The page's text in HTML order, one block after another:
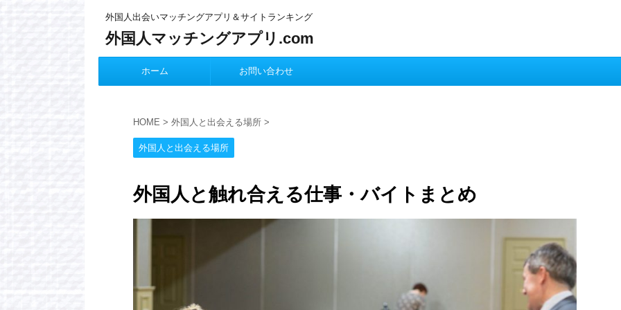
外国人出会いマッチングアプリ＆サイトランキング
外国人マッチングアプリ.com
ホーム お問い合わせ
HOME > 外国人と出会える場所 >
外国人と出会える場所
外国人と触れ合える仕事・バイトまとめ